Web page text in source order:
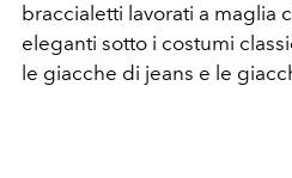
braccialetti lavorati a maglia
eleganti sotto i costumi
le giacche di jeans e le